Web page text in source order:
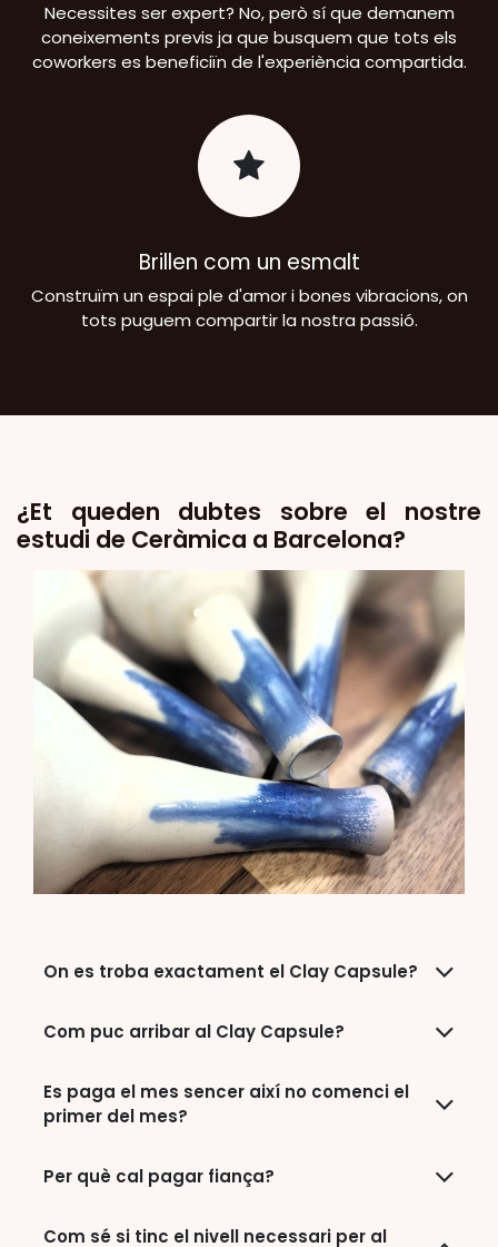
Necessites ser expert? No, però sí que demanem
coneixements previs ja que busquem que tots els
coworkers es beneficiïn de l'experiència compartida.
Brillen com un esmalt
Construïm un espai ple d'amor i bones vibracions, on
tots puguem compartir la nostra passió.
On es troba exactament el Clay Capsule?
Com puc arribar al Clay Capsule?
Es paga el mes sencer així no comenci el
primer del mes?
Per què cal pagar fiança?
Com sé si tinc el nivell necessari per al
¿Et queden dubtes sobre el nostre
estudi de Ceràmica a Barcelona?